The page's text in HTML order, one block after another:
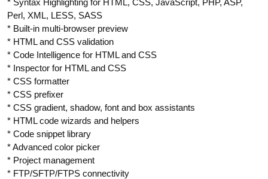
* Syntax Highlighting for HTML, CSS, JavaScript, PHP, ASP,
Perl, XML, LESS, SASS
* Built-in multi-browser preview
* HTML and CSS validation
* Code Intelligence for HTML and CSS
* Inspector for HTML and CSS
* CSS formatter
* CSS prefixer
* CSS gradient, shadow, font and box assistants
* HTML code wizards and helpers
* Code snippet library
* Advanced color picker
* Project management
* FTP/SFTP/FTPS connectivity